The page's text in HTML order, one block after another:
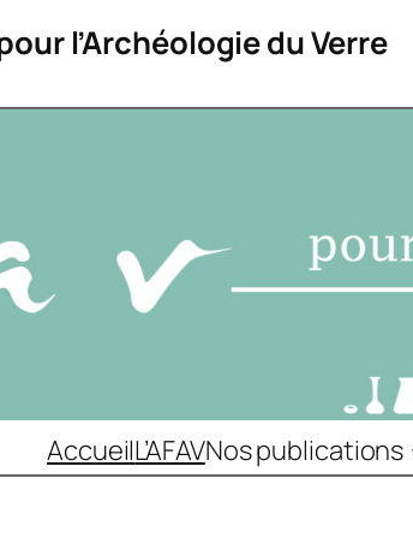
l’Archéologie du Verre
AccueilL’AFAVNos publications